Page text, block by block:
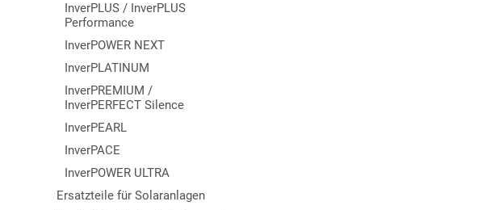
InverPLUS / InverPLUS
Performance
InverPOWER NEXT
InverPLATINUM
InverPREMIUM /
InverPERFECT Silence
InverPEARL
InverPACE
InverPOWER ULTRA
Ersatzteile für Solaranlagen